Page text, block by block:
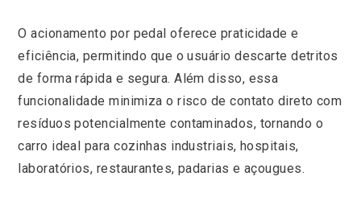
O acionamento por pedal oferece praticidade e
eficiência, permitindo que o usuário descarte detritos
de forma rápida e segura. Além disso, essa
funcionalidade minimiza o risco de contato direto com
resíduos potencialmente contaminados, tornando o
carro ideal para cozinhas industriais, hospitais,
laboratórios, restaurantes, padarias e açougues.